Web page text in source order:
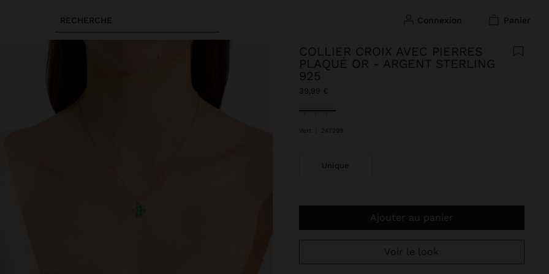
RECHERCHE connexion panier
COLLIER CROIX AVEC PIERRES
PLAQUÉ OR - ARGENT STERLING
925
39,99 €
sélectionné(s)
Vert 247299
Unique
Ajouter au panier
Voir le look